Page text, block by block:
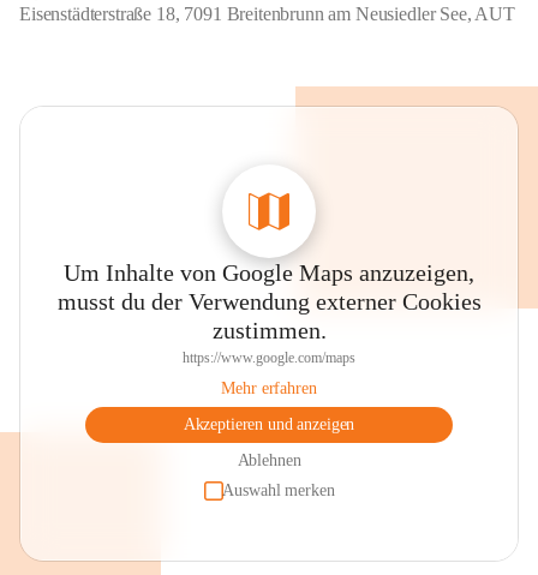
Eisenstädterstraße 18, 7091 Breitenbrunn am Neusiedler See, AUT
Um Inhalte von Google Maps anzuzeigen,
musst du der Verwendung externer Cookies
zustimmen.
https://www.google.com/maps
Mehr erfahren
Akzeptieren und anzeigen
Ablehnen
Auswahl merken